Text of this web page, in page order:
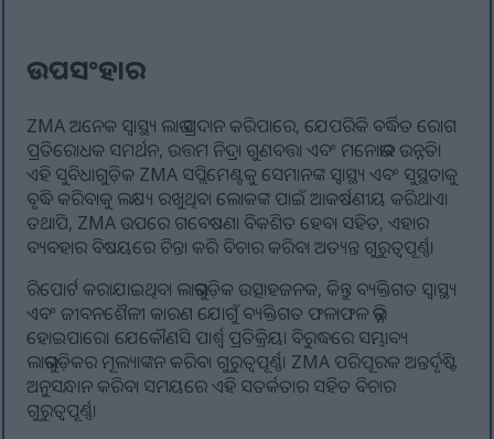
ଉପସଂହାର
ZMA ଅନେକ ସ୍ୱାସ୍ଥ୍ୟ ଲାଭ ପ୍ରଦାନ କରିପାରେ, ଯେପରିକି ବର୍ଦ୍ଧିତ ରୋଗ
ପ୍ରତିରୋଧକ ସମର୍ଥନ, ଉତ୍ତମ ନିଦ୍ରା ଗୁଣବତ୍ତା ଏବଂ ମନୋଭାବ ଉନ୍ନତି।
ଏହି ସୁବିଧାଗୁଡ଼ିକ ZMA ସପ୍ଲିମେଣ୍ଟକୁ ସେମାନଙ୍କ ସ୍ୱାସ୍ଥ୍ୟ ଏବଂ ସୁସ୍ଥତାକୁ
ବୃଦ୍ଧି କରିବାକୁ ଲକ୍ଷ୍ୟ ରଖୁଥିବା ଲୋକଙ୍କ ପାଇଁ ଆକର୍ଷଣୀୟ କରିଥାଏ।
ତଥାପି, ZMA ଉପରେ ଗବେଷଣା ବିକଶିତ ହେବା ସହିତ, ଏହାର
ବ୍ୟବହାର ବିଷୟରେ ଚିନ୍ତା କରି ବିଚାର କରିବା ଅତ୍ୟନ୍ତ ଗୁରୁତ୍ୱପୂର୍ଣ୍ଣ।
ରିପୋର୍ଟ କରାଯାଇଥିବା ଲାଭଗୁଡ଼ିକ ଉତ୍ସାହଜନକ, କିନ୍ତୁ ବ୍ୟକ୍ତିଗତ ସ୍ୱାସ୍ଥ୍ୟ
ଏବଂ ଜୀବନଶୈଳୀ କାରଣ ଯୋଗୁଁ ବ୍ୟକ୍ତିଗତ ଫଳାଫଳ ଭିନ୍ନ
ହୋଇପାରେ। ଯେକୌଣସି ପାର୍ଶ୍ୱ ପ୍ରତିକ୍ରିୟା ବିରୁଦ୍ଧରେ ସମ୍ଭାବ୍ୟ
ଲାଭଗୁଡ଼ିକର ମୂଲ୍ୟାଙ୍କନ କରିବା ଗୁରୁତ୍ୱପୂର୍ଣ୍ଣ। ZMA ପରିପୂରକ ଅନ୍ତର୍ଦୃଷ୍ଟି
ଅନୁସନ୍ଧାନ କରିବା ସମୟରେ ଏହି ସତର୍କତାର ସହିତ ବିଚାର
ଗୁରୁତ୍ୱପୂର୍ଣ୍ଣ।